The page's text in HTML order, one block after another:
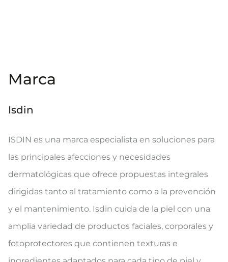
Marca
Isdin
ISDIN es una marca especialista en soluciones para
las principales afecciones y necesidades
dermatológicas que ofrece propuestas integrales
dirigidas tanto al tratamiento como a la prevención
y el mantenimiento. Isdin cuida de la piel con una
amplia variedad de productos faciales, corporales y
fotoprotectores que contienen texturas e